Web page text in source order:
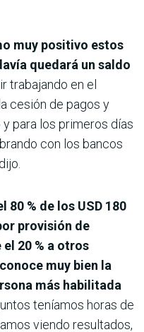
muy positivo estos
quedará un saldo
trabajando en el
cesión de pagos y
para los primeros días
con los bancos
80 % de los USD 180
provisión de
20 % a otros
muy bien la
más habilitada
teníamos horas de
viendo resultados,